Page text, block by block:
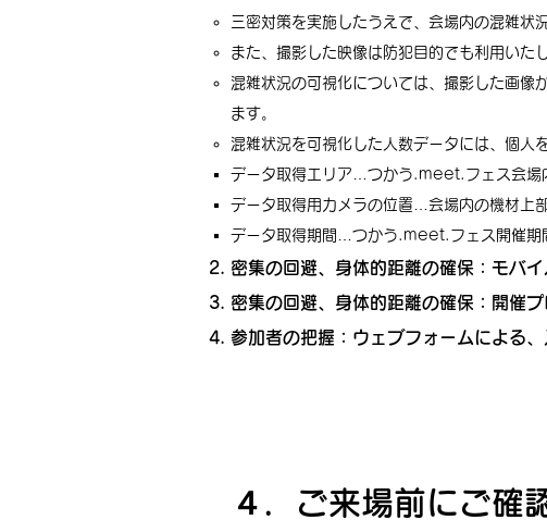
三密対策を実施したうえで、会場内の混雑状
また、撮影した映像は防犯目的でも利用いたし
混雑状況の可視化については、撮影した画像
ます。
混雑状況を可視化した人数データには、個人
データ取得エリア…つかう.meet.フェス会場
データ取得用カメラの位置…会場内の機材上
データ取得期間…つかう.meet.フェス開催期
密集の回避、身体的距離の確保：モバ
密集の回避、身体的距離の確保：開催
参加者の把握：ウェブフォームによる
４．ご来場前にご確